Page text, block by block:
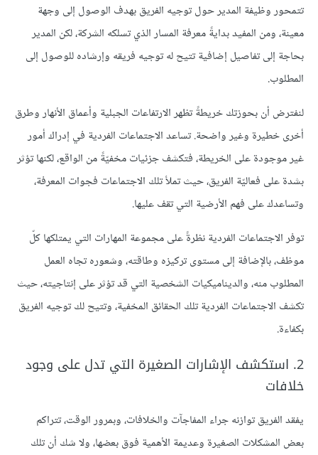
تتمحور وظيفة المدير حول توجيه الفريق بهدف الوصول إلى وجهة
معينة، ومن المفيد بدايةً معرفة المسار الذي تسلكه الشركة، لكن المدير
بحاجة إلى تفاصيل إضافية تتيح له توجيه فريقه وإرشاده للوصول إلى
المطلوب.
لنفترض أن بحوزتك خريطةً تظهر الارتفاعات الجبلية وأعماق الأنهار وطرق
أخرى خطيرة وغير واضحة. تساعد الاجتماعات الفردية في إدراك أمور
غير موجودة على الخريطة، فتكشف جزئيات مخفيّةً من الواقع، لكنها تؤثر
بشدة على فعاليّة الفريق، حيث تملأ تلك الاجتماعات فجوات المعرفة،
وتساعدك على فهم الأرضية التي تقف عليها.
توفر الاجتماعات الفردية نظرةً على مجموعة المهارات التي يمتلكها كلّ
موظف، بالإضافة إلى مستوى تركيزه وطاقته، وشعوره تجاه العمل
المطلوب منه، والديناميكيات الشخصية التي قد تؤثر على إنتاجيته، حيث
تكشف الاجتماعات الفردية تلك الحقائق المخفية، وتتيح لك توجيه الفريق
بكفاءة.
2. استكشف الإشارات الصغيرة التي تدل على وجود
خلافات
يفقد الفريق توازنه جراء المفاجآت والخلافات، وبمرور الوقت، تتراكم
بعض المشكلات الصغيرة وعديمة الأهمية فوق بعضها، ولا شك أن تلك